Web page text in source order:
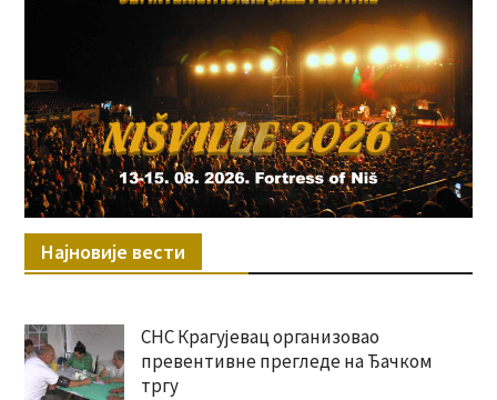
Најновије вести
СНС Крагујевац организовао
превентивне прегледе на Ђачком
тргу